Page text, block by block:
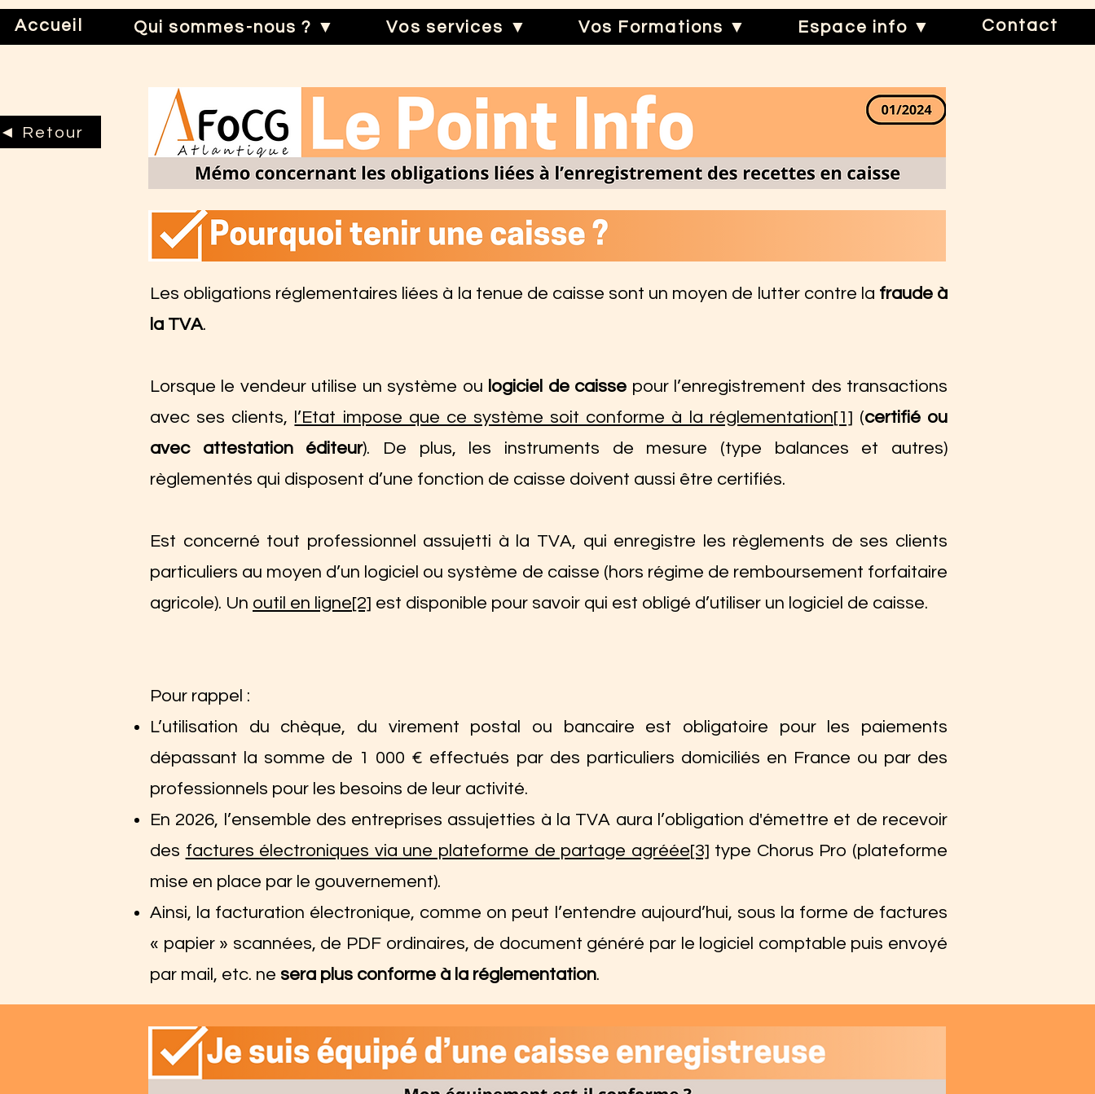
Accueil Qui sommes-nous ? ▼ Vos services ▼ Vos Formations ▼ Espace info ▼ Contact
◄ Retour
Les obligations réglementaires liées à la tenue de caisse sont un moyen de lutter contre la fraude à
la TVA.
Lorsque le vendeur utilise un système ou logiciel de caisse pour l’enregistrement des transactions
avec ses clients,
l’Etat impose que ce système soit conforme à la réglementation[1] (certifié ou
avec attestation éditeur). De plus, les instruments de mesure (type balances et autres)
règlementés qui disposent d’une fonction de caisse doivent aussi être certifiés.
Est concerné tout professionnel assujetti à la TVA, qui enregistre les règlements de ses clients
particuliers au moyen d’un logiciel ou système de caisse (hors régime de remboursement forfaitaire
agricole). Un outil en ligne[2] est disponible pour savoir qui est obligé d’utiliser un logiciel de caisse.
Pour rappel :
L’utilisation du chèque, du virement postal ou bancaire est obligatoire pour les paiements
dépassant la somme de 1 000 € effectués par des particuliers domiciliés en France ou par des
professionnels pour les besoins de leur activité.
En 2026, l’ensemble des entreprises assujetties à la TVA aura l’obligation d'émettre et de recevoir
des factures électroniques via une plateforme de partage agréée[3] type Chorus Pro (plateforme
mise en place par le gouvernement).
Ainsi, la facturation électronique, comme on peut l’entendre aujourd’hui, sous la forme de factures
« papier » scannées, de PDF ordinaires, de document généré par le logiciel comptable puis envoyé
par mail, etc. ne sera plus conforme à la réglementation.​